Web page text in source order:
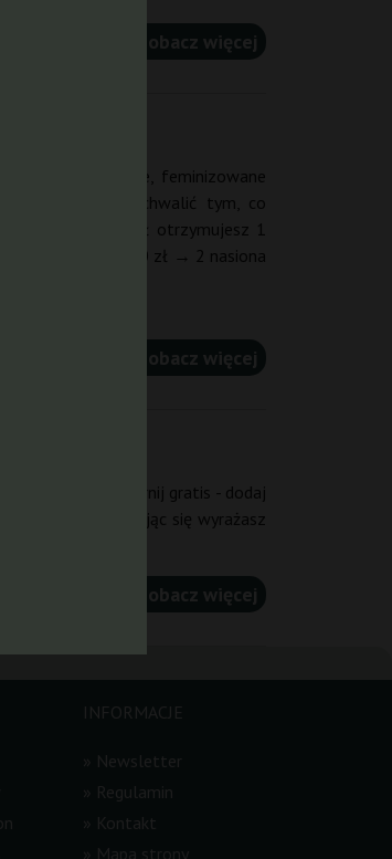
zobacz więcej
nasze oryginalne, feminizowane
chcemy się pochwalić tym, co
wydane 75 zł otrzymujesz 1
nasiono gratis 150 zł → 2 nasiona
zobacz więcej
rabatowy. Zgarnij gratis - dodaj
paczki! Zapisując się wyrażasz
zobacz więcej
INFORMACJE
Newsletter
Regulamin
Kontakt
Mapa strony